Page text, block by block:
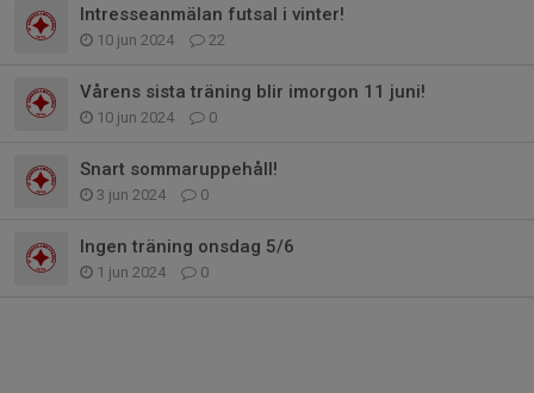
Intresseanmälan futsal i vinter!
10 jun 2024 22
Vårens sista träning blir imorgon 11 juni!
10 jun 2024 0
Snart sommaruppehåll!
3 jun 2024 0
Ingen träning onsdag 5/6
1 jun 2024 0